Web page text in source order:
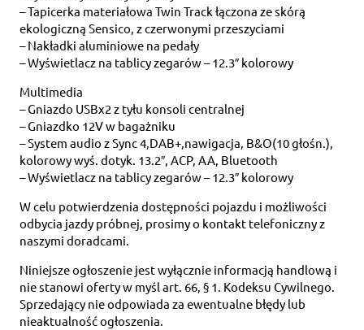
– Tapicerka materiałowa Twin Track łączona ze skórą
ekologiczną Sensico, z czerwonymi przeszyciami
– Nakładki aluminiowe na pedały
– Wyświetlacz na tablicy zegarów – 12.3″ kolorowy
Multimedia
– Gniazdo USBx2 z tyłu konsoli centralnej
– Gniazdko 12V w bagażniku
– System audio z Sync 4,DAB+,nawigacja, B&O(10 głośn.),
kolorowy wyś. dotyk. 13.2″, ACP, AA, Bluetooth
– Wyświetlacz na tablicy zegarów – 12.3″ kolorowy
W celu potwierdzenia dostępności pojazdu i możliwości
odbycia jazdy próbnej, prosimy o kontakt telefoniczny z
naszymi doradcami.
Niniejsze ogłoszenie jest wyłącznie informacją handlową i
nie stanowi oferty w myśl art. 66, § 1. Kodeksu Cywilnego.
Sprzedający nie odpowiada za ewentualne błędy lub
nieaktualność ogłoszenia.